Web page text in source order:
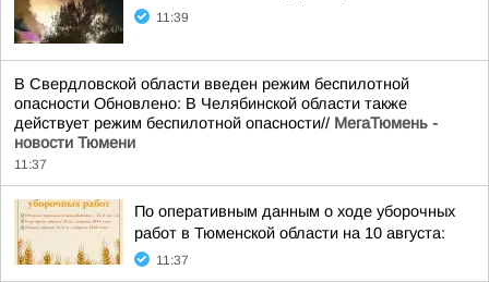
11:39
В Свердловской области введен режим беспилотной
опасности Обновлено: В Челябинской области также
действует режим беспилотной опасности// МегаТюмень -
новости Тюмени
11:37
По оперативным данным о ходе уборочных
работ в Тюменской области на 10 августа:
11:37